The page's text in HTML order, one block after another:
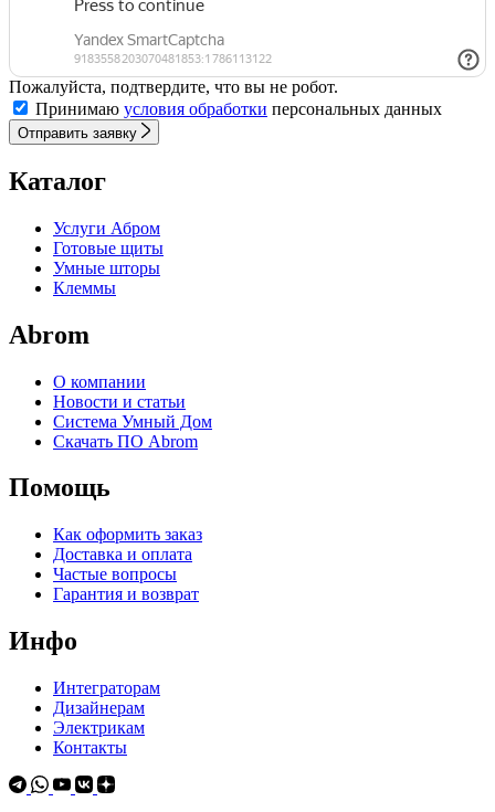
Пожалуйста, подтвердите, что вы не робот.
Принимаю условия обработки персональных данных
Отправить заявку
Каталог
Услуги Абром
Готовые щиты
Умные шторы
Клеммы
Abrom
О компании
Новости и статьи
Система Умный Дом
Скачать ПО Abrom
Помощь
Как оформить заказ
Доставка и оплата
Частые вопросы
Гарантия и возврат
Инфо
Интеграторам
Дизайнерам
Электрикам
Контакты